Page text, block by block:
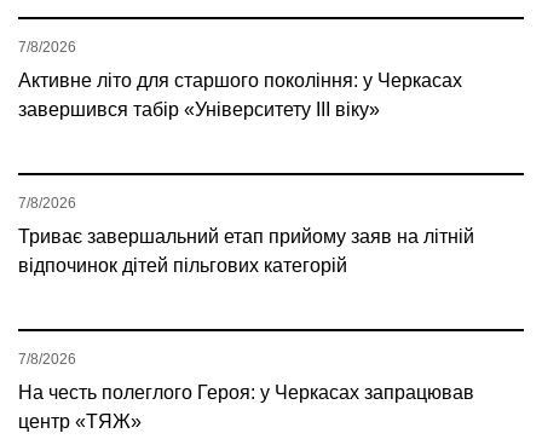
Активне літо для старшого покоління: у Черкасах
завершився табір «Університету ІІІ віку»
7/8/2026
Триває завершальний етап прийому заяв на літній
відпочинок дітей пільгових категорій
7/8/2026
На честь полеглого Героя: у Черкасах запрацював
центр «ТЯЖ»
7/8/2026